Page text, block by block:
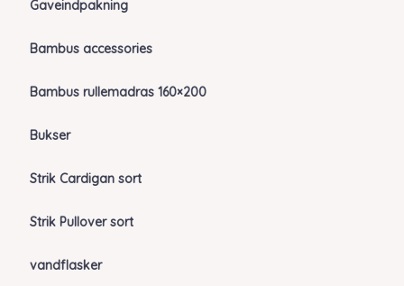
Gaveindpakning
Bambus accessories
Bambus rullemadras 160×200
Bukser
Strik Cardigan sort
Strik Pullover sort
vandflasker